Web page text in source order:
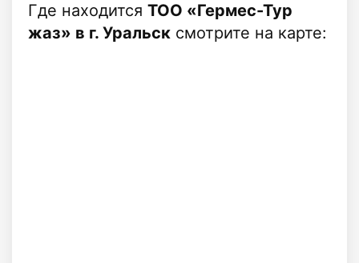
Где находится ТОО «Гермес-Тур
жаз» в г. Уральск смотрите на карте: